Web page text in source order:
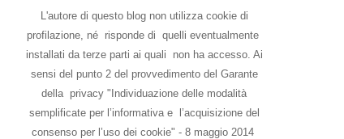
L'autore di questo blog non utilizza cookie di
profilazione, né risponde di quelli eventualmente
installati da terze parti ai quali non ha accesso. Ai
sensi del punto 2 del provvedimento del Garante
della privacy "Individuazione delle modalità
semplificate per l’informativa e l’acquisizione del
consenso per l’uso dei cookie" - 8 maggio 2014